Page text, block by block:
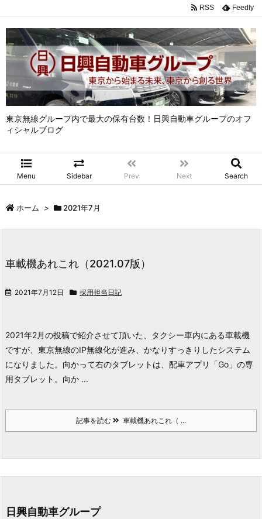
東京無線グループ内で最大の保有台数！日興自動車グループのオフ
ィシャルブログ
Menu Sidebar Prev Next Search
RSS Feedly
ホーム > 2021年7月
車載機あれこれ（2021.07版）
2021年7月12日 採用担当日記
2021年2月の投稿で紹介させて頂いた、タクシー車内にある車載機
ですが、東京無線のIP無線化が進み、かなりすっきりしたシステム
になりました。 向かって右のタブレットは、配車アプリ「Go」の専
用タブレット。 向か ...
記事を読む 車載機あれこれ（ ...
日興自動車グループ